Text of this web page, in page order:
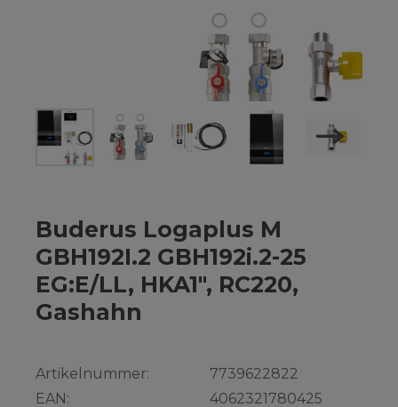
Buderus Logaplus M
GBH192I.2 GBH192i.2-25
EG:E/LL, HKA1", RC220,
Gashahn
Artikelnummer:
EAN:
7739622822
4062321780425